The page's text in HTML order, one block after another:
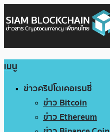
เมนู
ข่าวคริปโตเคอเรนซี่
ข่าว Bitcoin
ข่าว Ethereum